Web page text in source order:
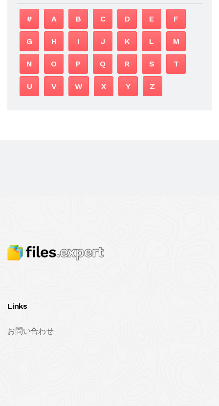
# A B C D E F
G H I J K L M
N O P Q R S T
U V W X Y Z
Links
お問い合わせ